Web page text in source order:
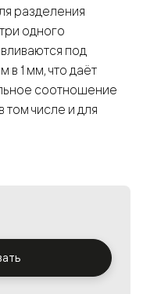
разделения
одного
под
1 мм, что даёт
соотношение
том числе и для
с различными
освещённость.